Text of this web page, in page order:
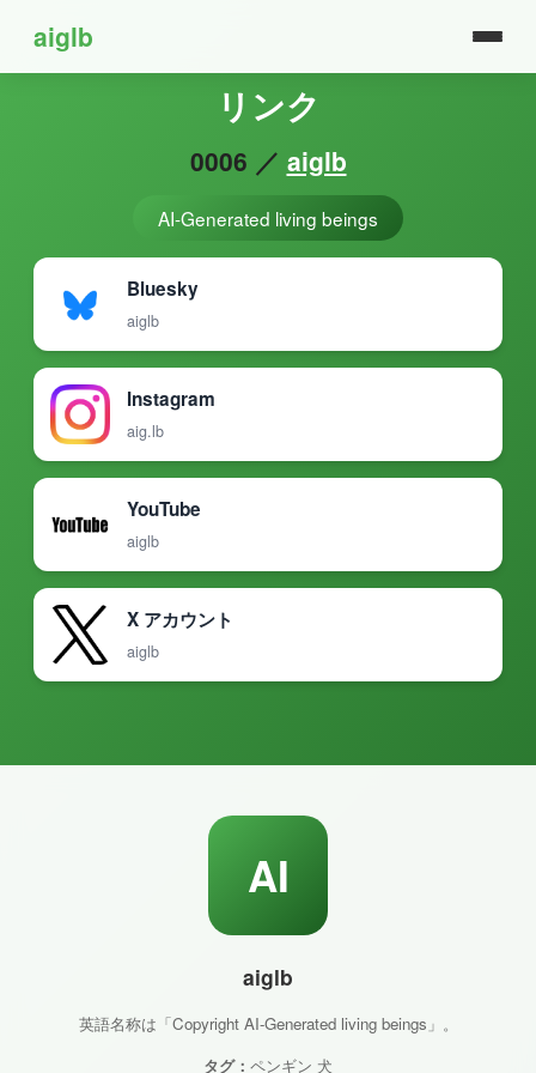
aiglb
リンク
0006 ／ aiglb
AI-Generated living beings
Bluesky
aiglb
Instagram
aig.lb
YouTube
aiglb
X アカウント
aiglb
AI
aiglb
英語名称は「Copyright AI-Generated living beings」。
タグ： ペンギン 犬